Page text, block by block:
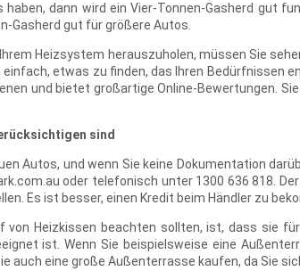
dann wird ein Vier-Tonnen-Gasherd gut
Gasherd gut für größere Autos.
Heizsystem herauszuholen, müssen Sie
etwas zu finden, das Ihren
und bietet großartige Online-Bewertungen.
sind
Autos, und wenn Sie keine Dokumentation
oder telefonisch unter 1300 636 818.
Es ist besser, einen Kredit beim Händler zu
von Heizkissen beachten sollten, ist, dass sie
ist. Wenn Sie beispielsweise eine
auch eine große Außenterrasse kaufen, da Sie